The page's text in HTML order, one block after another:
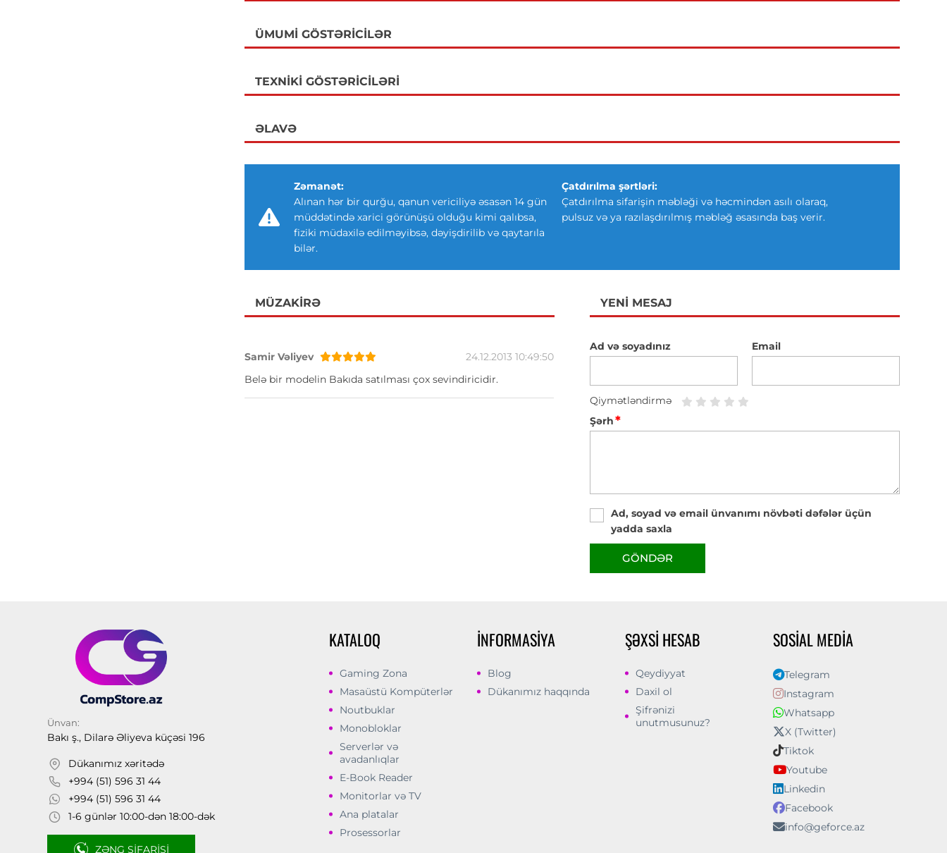
ÜMUMI GÖSTƏRICILƏR
TEXNIKI GÖSTƏRICILƏRI
ƏLAVƏ
Zəmanət:
Alınan hər bir qurğu, qanun vericiliyə əsasən 14 gün
müddətində xarici görünüşü olduğu kimi qalıbsa,
fiziki müdaxilə edilməyibsə, dəyişdirilib və qaytarıla
bilər.
Çatdırılma şərtləri:
Çatdırılma sifarişin məbləği və həcmindən asılı olaraq,
pulsuz və ya razılaşdırılmış məbləğ əsasında baş verir.
MÜZAKIRƏ
Samir Vəliyev
24.12.2013 10:49:50
Belə bir modelin Bakıda satılması çox sevindiricidir.
YENI MESAJ
Ad və soyadınız Email
Qiymətləndirmə
Şərh*
Ad, soyad və email ünvanımı növbəti dəfələr üçün
yadda saxla
GÖNDƏR
Ünvan:
Bakı ş., Dilarə Əliyeva küçəsi 196
Dükanımız xəritədə
+994 (51) 596 31 44
+994 (51) 596 31 44
1-6 günlər 10:00-dən 18:00-dək
ZƏNG SIFARIŞI
KATALOQ
Gaming Zona
Masaüstü Kompüterlər
Noutbuklar
Monobloklar
Serverlər və
avadanlıqlar
E-Book Reader
Monitorlar və TV
Ana platalar
Prosessorlar
İNFORMASIYA
Blog
Dükanımız haqqında
ŞƏXSI HESAB
Qeydiyyat
Daxil ol
Şifrənizi
unutmusunuz?
SOSIAL MEDIA
Telegram
Instagram
Whatsapp
X (Twitter)
Tiktok
Youtube
Linkedin
Facebook
info@geforce.az